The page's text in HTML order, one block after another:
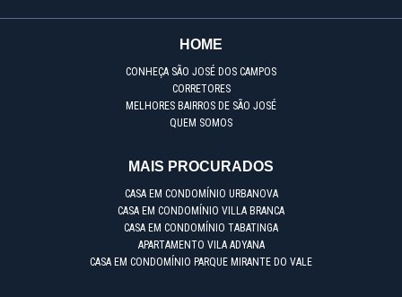
HOME
CONHEÇA SÃO JOSÉ DOS CAMPOS
CORRETORES
MELHORES BAIRROS DE SÃO JOSÉ
QUEM SOMOS
MAIS PROCURADOS
CASA EM CONDOMÍNIO URBANOVA
CASA EM CONDOMÍNIO VILLA BRANCA
CASA EM CONDOMÍNIO TABATINGA
APARTAMENTO VILA ADYANA
CASA EM CONDOMÍNIO PARQUE MIRANTE DO VALE